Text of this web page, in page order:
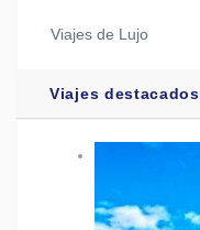
Viajes de Lujo
Viajes destacados